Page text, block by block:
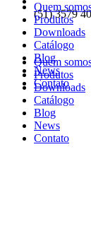
(51) 3579
Quem
Produtos
Downloads
Catálogo
Blog
News
Contato
Quem
Produtos
Downloads
Catálogo
Blog
News
Contato